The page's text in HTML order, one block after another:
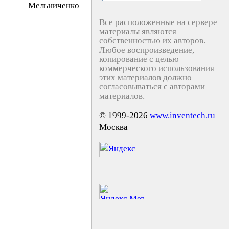
Meльничeнкo
Все расположенные на сервере
материалы являются
собственностью их авторов.
Любое воспроизведение,
копирование с целью
коммерческого использования
этих материалов должно
согласовываться с авторами
материалов.
© 1999-2026 www.inventech.ru
Москва